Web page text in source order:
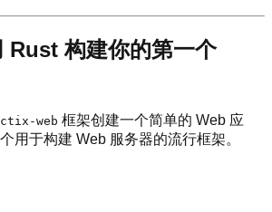
Rust 构建你的第一个
web 框架创建一个简单的 Web 应
用于构建 Web 服务器的流行框架。